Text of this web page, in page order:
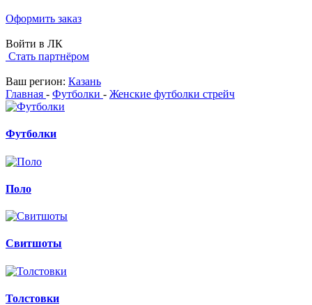
Оформить заказ
Войти в ЛК
Стать партнёром
Ваш регион: Казань
Главная - Футболки - Женские футболки стрейч
Футболки
Поло
Свитшоты
Толстовки